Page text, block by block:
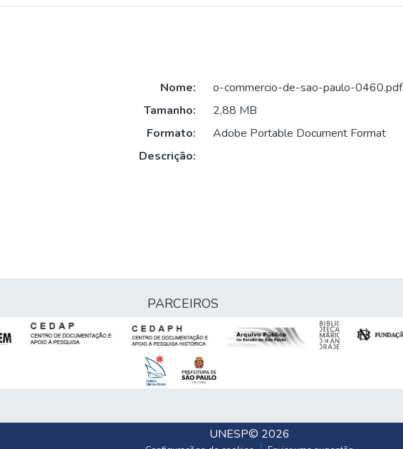
Nome:
o-commercio-de-sao-paulo-0460.pdf
Tamanho:
2,88 MB
Formato:
Adobe Portable Document Format
Descrição:
PARCEIROS
UNESP© 2026